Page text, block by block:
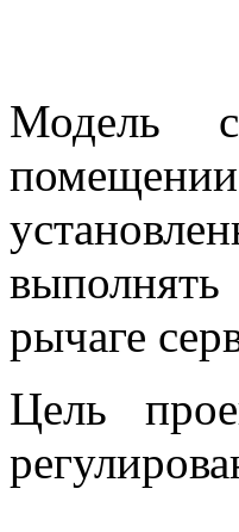
Модель
помещении
рычаге
Цель